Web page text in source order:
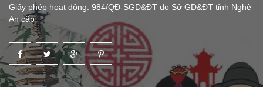
Giấy phép hoạt động: 984/QĐ-SGD&ĐT do Sở GD&ĐT tỉnh Nghệ
An cấp